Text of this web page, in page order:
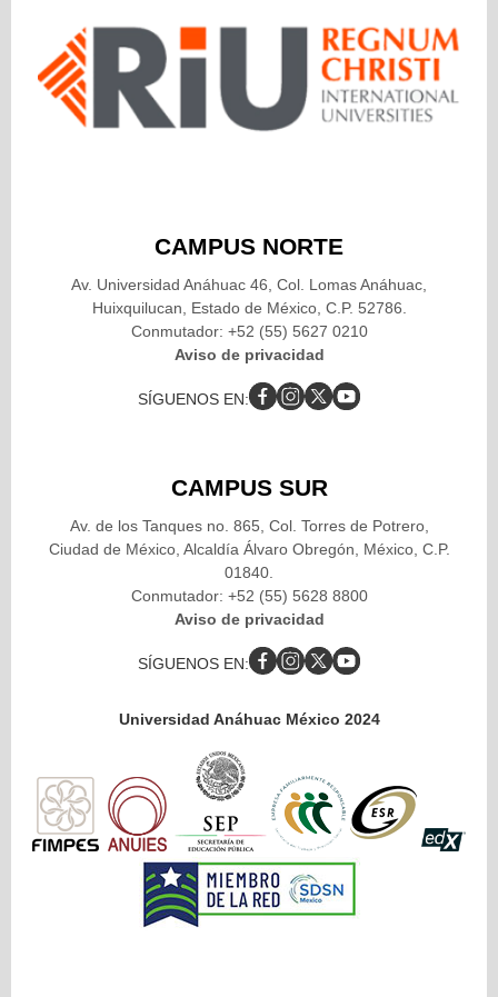
CAMPUS NORTE
Av. Universidad Anáhuac 46, Col. Lomas Anáhuac,
Huixquilucan, Estado de México, C.P. 52786.
Conmutador: +52 (55) 5627 0210
Aviso de privacidad
SÍGUENOS EN:
CAMPUS SUR
Av. de los Tanques no. 865, Col. Torres de Potrero,
Ciudad de México, Alcaldía Álvaro Obregón, México, C.P.
01840.
Conmutador: +52 (55) 5628 8800
Aviso de privacidad
SÍGUENOS EN:
Universidad Anáhuac México 2024